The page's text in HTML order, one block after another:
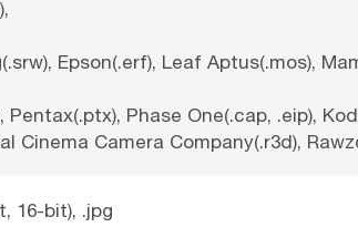
Epson(.erf), Leaf Aptus(.mos),
Pentax(.ptx), Phase One(.cap, .eip),
Cinema Camera Company(.r3d),
16-bit), .jpg